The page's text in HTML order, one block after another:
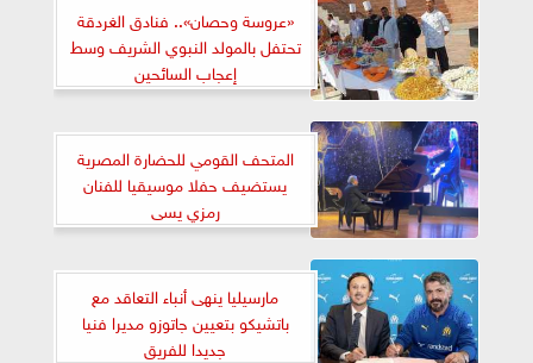
«عروسة وحصان».. فنادق الغردقة
تحتفل بالمولد النبوي الشريف وسط
إعجاب السائحين
المتحف القومي للحضارة المصرية
يستضيف حفلا موسيقيا للفنان
رمزي يسى
مارسيليا ينهى أنباء التعاقد مع
باتشيكو بتعيين جاتوزو مديرا فنيا
جديدا للفريق